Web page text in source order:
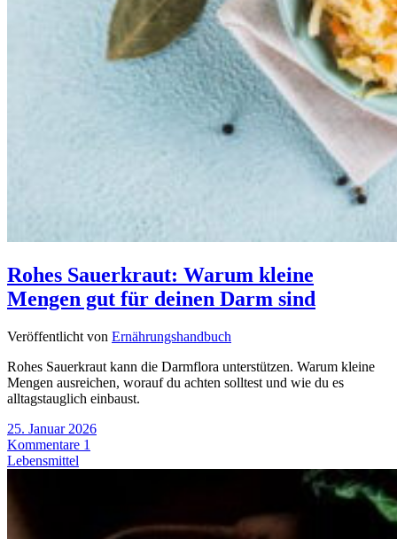
Rohes Sauerkraut: Warum kleine
Mengen gut für deinen Darm sind
Veröffentlicht von Ernährungshandbuch
Rohes Sauerkraut kann die Darmflora unterstützen. Warum kleine
Mengen ausreichen, worauf du achten solltest und wie du es
alltagstauglich einbaust.
25. Januar 2026
Kommentare 1
Lebensmittel